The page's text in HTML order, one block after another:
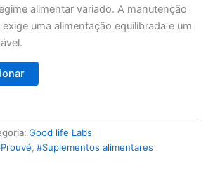
alimentar variado. A manutenção
uma alimentação equilibrada e um
Good life Labs
, #Suplementos alimentares